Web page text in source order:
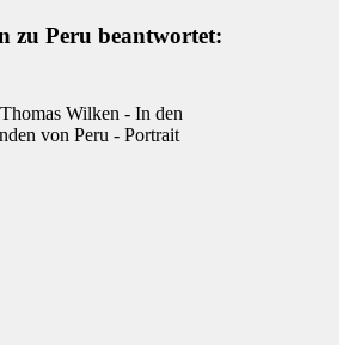
zu Peru beantwortet: